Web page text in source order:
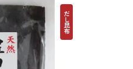
だし昆布